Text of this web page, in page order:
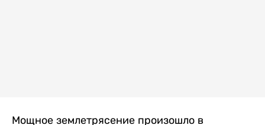
Мощное землетрясение произошло в